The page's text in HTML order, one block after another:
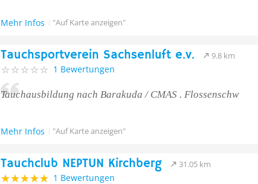
Mehr Infos "Auf Karte anzeigen"
Tauchsportverein Sachsenluft e.v. 9.8 km
1 Bewertungen
Tauchausbildung nach Barakuda / CMAS . Flossenschw
Mehr Infos "Auf Karte anzeigen"
Tauchclub NEPTUN Kirchberg 31.05 km
1 Bewertungen